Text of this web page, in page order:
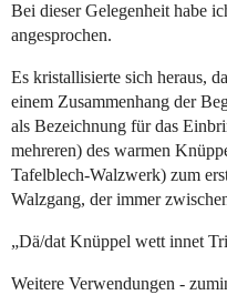
Bei dieser Gelegenheit habe
angesprochen.
Es kristallisierte sich heraus,
einem Zusammenhang der
als Bezeichnung für das
mehreren) des warmen
Tafelblech-Walzwerk) zum
Walzgang, der immer
„Dä/dat Knüppel wett innet
Weitere Verwendungen -